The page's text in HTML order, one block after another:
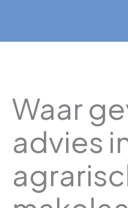
Waar
advies